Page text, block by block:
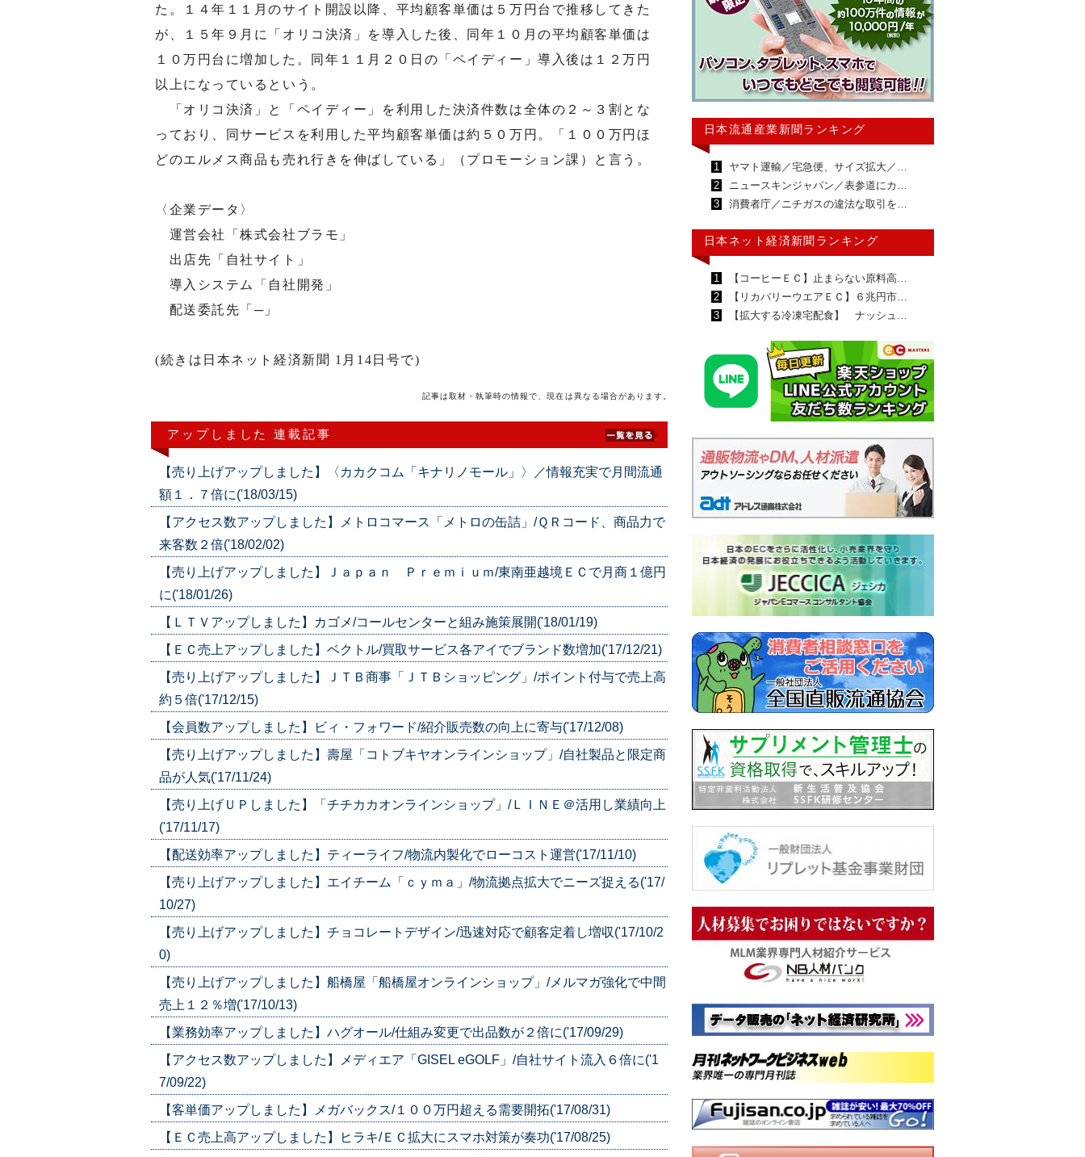
た。１４年１１月のサイト開設以降、平均顧客単価は５万円台で推移してきた
が、１５年９月に「オリコ決済」を導入した後、同年１０月の平均顧客単価は
１０万円台に増加した。同年１１月２０日の「ペイディー」導入後は１２万円
以上になっているという。
「オリコ決済」と「ペイディー」を利用した決済件数は全体の２～３割とな
っており、同サービスを利用した平均顧客単価は約５０万円。「１００万円ほ
どのエルメス商品も売れ行きを伸ばしている」（プロモーション課）と言う。
〈企業データ〉
運営会社「株式会社ブラモ」
出店先「自社サイト」
導入システム「自社開発」
配送委託先「─」
(続きは日本ネット経済新聞 1月14日号で)
記事は取材・執筆時の情報で、現在は異なる場合があります。
アップしました 連載記事
【売り上げアップしました】〈カカクコム「キナリノモール」〉／情報充実で月間流通
額１．７倍に('18/03/15)
【アクセス数アップしました】メトロコマース「メトロの缶詰」/ＱＲコード、商品力で
来客数２倍('18/02/02)
【売り上げアップしました】Ｊａｐａｎ Ｐｒｅｍｉｕｍ/東南亜越境ＥＣで月商１億円
に('18/01/26)
【ＬＴＶアップしました】カゴメ/コールセンターと組み施策展開('18/01/19)
【ＥＣ売上アップしました】ベクトル/買取サービス各アイでブランド数増加('17/12/21)
【売り上げアップしました】ＪＴＢ商事「ＪＴＢショッピング」/ポイント付与で売上高
約５倍('17/12/15)
【会員数アップしました】ビィ・フォワード/紹介販売数の向上に寄与('17/12/08)
【売り上げアップしました】壽屋「コトブキヤオンラインショップ」/自社製品と限定商
品が人気('17/11/24)
【売り上げＵＰしました】「チチカカオンラインショップ」/ＬＩＮＥ＠活用し業績向上
('17/11/17)
【配送効率アップしました】ティーライフ/物流内製化でローコスト運営('17/11/10)
【売り上げアップしました】エイチーム「ｃｙｍａ」/物流拠点拡大でニーズ捉える('17/
10/27)
【売り上げアップしました】チョコレートデザイン/迅速対応で顧客定着し増収('17/10/2
0)
【売り上げアップしました】船橋屋「船橋屋オンラインショップ」/メルマガ強化で中間
売上１２％増('17/10/13)
【業務効率アップしました】ハグオール/仕組み変更で出品数が２倍に('17/09/29)
【アクセス数アップしました】メディエア「GISEL eGOLF」/自社サイト流入６倍に('1
7/09/22)
【客単価アップしました】メガバックス/１００万円超える需要開拓('17/08/31)
【ＥＣ売上高アップしました】ヒラキ/ＥＣ拡大にスマホ対策が奏功('17/08/25)
日本流通産業新聞ランキング
1
ヤマト運輸／宅急便、サイズ拡大／…
2
ニュースキンジャパン／表参道にカ…
3
消費者庁／ニチガスの違法な取引を…
日本ネット経済新聞ランキング
1
【コーヒーＥＣ】止まらない原料高…
2
【リカバリーウエアＥＣ】６兆円市…
3
【拡大する冷凍宅配食】 ナッシュ…